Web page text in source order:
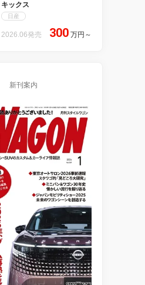
キックス
日産
2026.06発売 300 万円 ～
新刊案内